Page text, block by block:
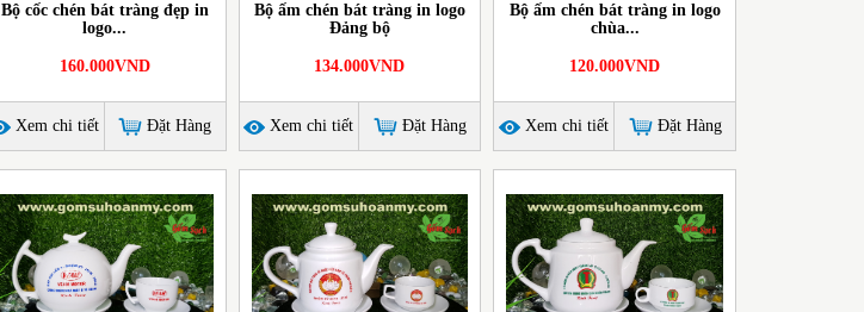
Bộ cốc chén bát tràng đẹp in
logo...
160.000VND
Xem chi tiết Đặt Hàng
Bộ ấm chén bát tràng in logo
Đảng bộ
134.000VND
Xem chi tiết Đặt Hàng
Bộ ấm chén bát tràng in logo
chùa...
120.000VND
Xem chi tiết Đặt Hàng